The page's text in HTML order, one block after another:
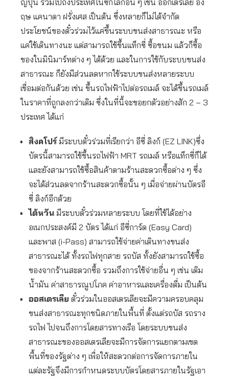
ญี่ปุ่น รวมไปถึงประเทศในซีกโลกอื่น ๆ เช่น ออกเตรเลีย อัง
ฤษ แคนาดา ฝรั่งเศส เป็นต้น ซึ่งหลายก็ไม่ได้จำกัด
ประโยชน์ของตั๋วร่วมไว้แค่ขึ้นระบบขนส่งสาธารณะ หรือ
แค่ใช้เดินทางนะ แต่สามารถใช้ขึ้นแท็กซี่ ซื้อขนม แล้วก็ซื้อ
ของในมินิมาร์ทต่าง ๆ ได้ด้วย และในการใช้กับระบบขนส่ง
สาธารณะ ก็ยังมีส่วนลดหากใช้ระบบขนส่งหลายระบบ
เชื่อมต่อกันด้วย เช่น ขึ้นรถไฟฟ้าไปต่อรถเมล์ จะได้ขึ้นรถเมล์
ในราคาที่ถูกลงกว่าเดิม ซึ่งในที่นี้จะขอยกตัวอย่างสัก 2 – 3
ประเทศ ได้แก่
สิงคโปร์มีระบบตั๋วร่วมที่เรียกว่า อีซี่ ลิงก์ (EZ LINK)ซึ่ง
บัตรนี้สามารถใช้ขึ้นรถไฟฟ้า MRT รถเมล์ หรือแท็กซี่ก็ได้
และยังสามารถใช้ซื้อสินค้าตามร้านสะดวกซื้อต่าง ๆ ซึ่ง
จะได้ส่วนลดจากร้านสะดวกซื้อนั้น ๆ เมื่อจ่ายผ่านบัตรอี
ซี่ ลิงก์อีกด้วย
ไต้หวัน มีระบบตั๋วร่วมหลายระบบ โดยที่ใช้ได้อย่าง
อเนกประสงค์มี 2 บัตร ได้แก่ อีซี่การ์ด (Easy Card)
และพาส (i-Pass) สามารถใช้จ่ายค่าเดินทางขนส่ง
สาธารณะได้ ทั้งรถไฟทุกสาย รถบัส ทั้งยังสามารถใช้ซื้อ
ของจากร้านสะดวกซื้อ รวมถึงการใช้จ่ายอื่น ๆ เช่น เติม
น้ำมัน ค่าสาธารณูปโภค ค่าอาหารและเครื่องดื่ม เป็นต้น
ออสเตรเลีย ตั๋วร่วมในออสเตรเลียจะมีความครอบคลุม
ขนส่งสาธารณะทุกชนิดภายในพื้นที่ ตั้งแต่รถบัส รถราง
รถไฟ ไปจนถึงการโดยสารทางเรือ โดยระบบขนส่ง
สาธารณะของออสเตรเลียจะมีการจัดการแยกตามเขต
พื้นที่ของรัฐต่าง ๆ เพื่อให้สะดวกต่อการจัดการภายใน
แต่ละรัฐจึงมีการกำหนดระบบบัตรโดยสารภายในรัฐเอา